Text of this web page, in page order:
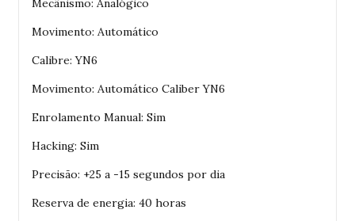
Mecânismo: Analógico
Movimento: Automático
Calibre: YN6
Movimento: Automático Caliber YN6
Enrolamento Manual: Sim
Hacking: Sim
Precisão: +25 a -15 segundos por dia
Reserva de energia: 40 horas